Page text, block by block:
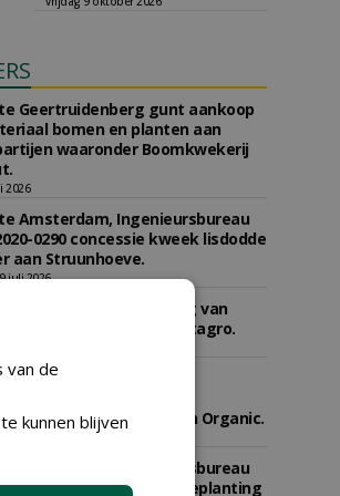
Geertruidenberg gunt aankoop
bomen en planten aan
waaronder Boomkwekerij
2026
Amsterdam, Ingenieursbureau
0290 concessie kweek lisdodde
aan Struunhoeve.
juli 2026
Den Haag gunt levering van
en meststoffen aan Vitagro.
's-Hertogenbosch gunt
aan Den Ouden Organic.
Amsterdam, Ingenieursbureau
0201 Teeltcontract Beplanting
van de
kunnen blijven